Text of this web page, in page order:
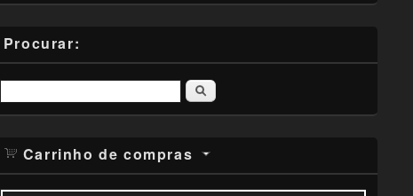
Procurar:
Pesquisar
Carrinho de compras